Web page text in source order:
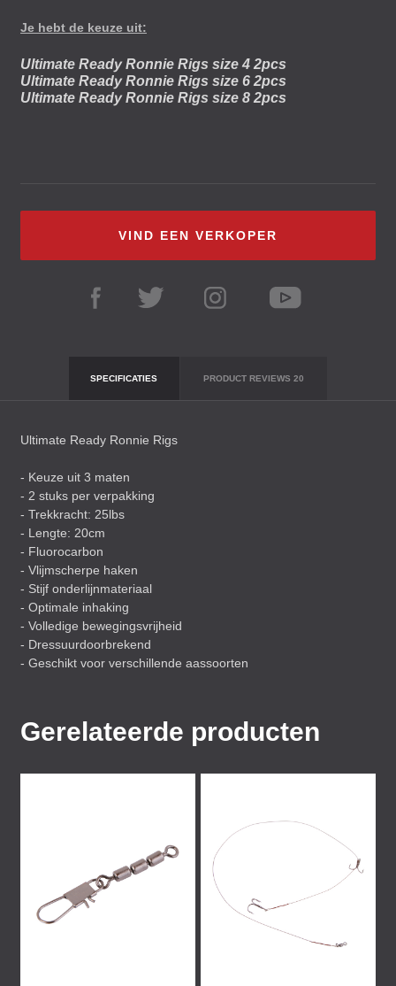
Je hebt de keuze uit:
Ultimate Ready Ronnie Rigs size 4 2pcs
Ultimate Ready Ronnie Rigs size 6 2pcs
Ultimate Ready Ronnie Rigs size 8 2pcs
VIND EEN VERKOPER
SPECIFICATIES PRODUCT REVIEWS 20
Ultimate Ready Ronnie Rigs
- Keuze uit 3 maten
- 2 stuks per verpakking
- Trekkracht: 25lbs
- Lengte: 20cm
- Fluorocarbon
- Vlijmscherpe haken
- Stijf onderlijnmateriaal
- Optimale inhaking
- Volledige bewegingsvrijheid
- Dressuurdoorbrekend
- Geschikt voor verschillende aassoorten
Gerelateerde producten